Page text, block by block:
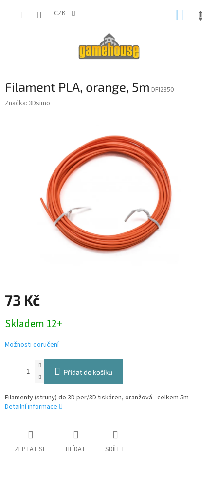
CZK
Filament PLA, orange, 5m DFI2350
Značka: 3Dsimo
73 Kč
cena:
Skladem 12+
Možnosti doručení
Přidat do košíku
Filamenty (struny) do 3D per/3D tiskáren, oranžová - celkem 5m
Detailní informace
ZEPTAT SE HLÍDAT SDÍLET